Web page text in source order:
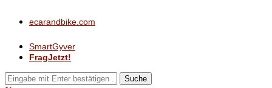
ecarandbike.com
SmartGyver
FragJetzt!
Suche